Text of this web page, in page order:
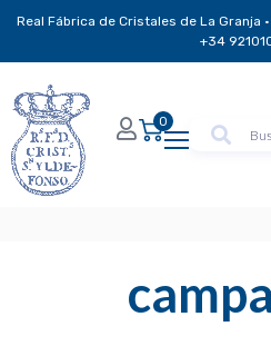
Real Fábrica de Cristales de La
+34
0